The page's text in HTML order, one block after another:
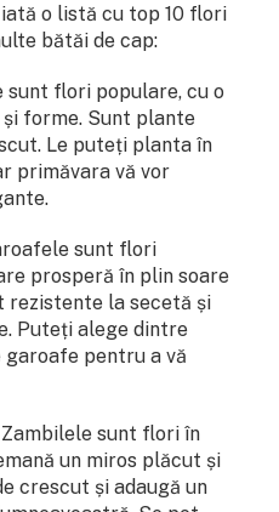
o listă cu top 10 flori
bătăi de cap:
sunt flori populare, cu o
forme. Sunt plante
Le puteți planta în
primăvara vă vor
sunt flori
prosperă în plin soare
rezistente la secetă și
Puteți alege dintre
pentru a vă
Zambilele sunt flori în
un miros plăcut și
crescut și adaugă un